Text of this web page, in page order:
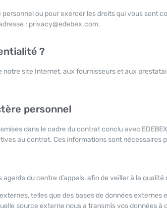
ou pour exercer les droits qui vous sont
: privacy@edebex.com.
?
site Internet, aux fournisseurs et aux
personnel
dans le cadre du contrat conclu avec
au contrat. Ces informations sont nécessaires
du centre d’appels, afin de veiller à la qualité
telles que des bases de données externes
source externe nous a transmis vos données à